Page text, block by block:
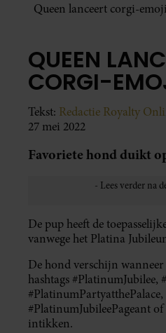
Queen lanceert corgi-emoji
QUEEN
CORGI-
Tekst: Redactie Royalty
27 mei 2022
Favoriete hond duikt
De pup heeft de
vanwege het Platina
De hond verschijn
hashtags #PlatinumJubilee,
#PlatinumPartyatthePalace,
#PlatinumJubileePageant
intikken.